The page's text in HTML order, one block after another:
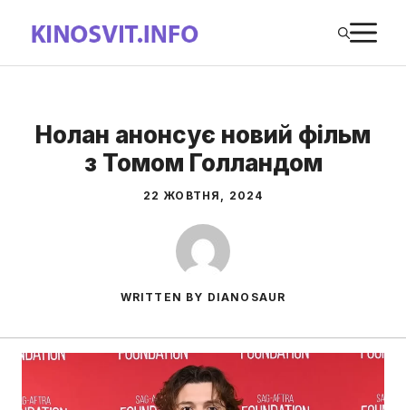
вмісту
Нолан анонсує новий фільм
з Томом Голландом
22 ЖОВТНЯ, 2024
WRITTEN BY DIANOSAUR